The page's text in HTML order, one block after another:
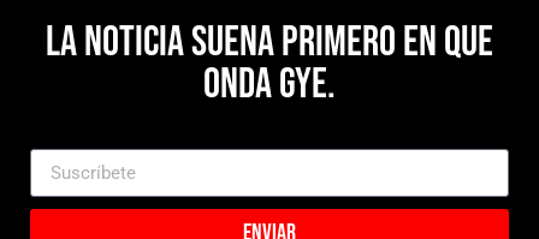
La noticia suena primero en Que
Onda Gye.
Enviar